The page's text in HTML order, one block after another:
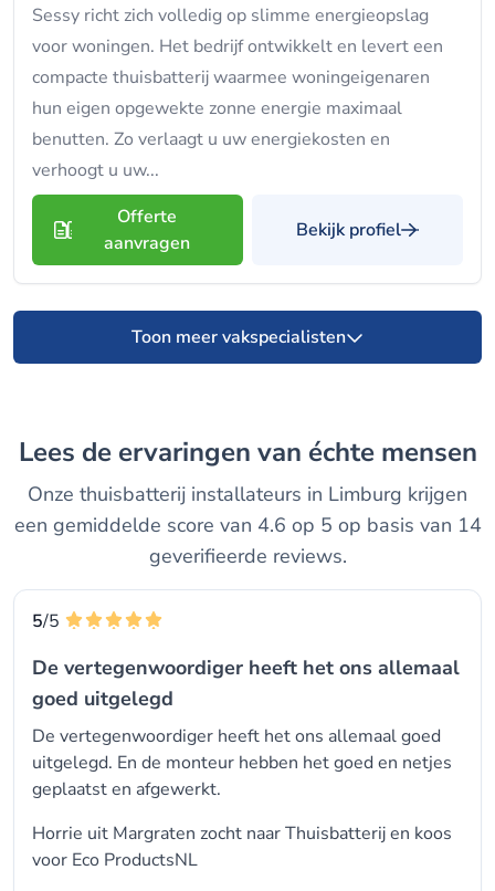
Sessy richt zich volledig op slimme energieopslag
voor woningen. Het bedrijf ontwikkelt en levert een
compacte thuisbatterij waarmee woningeigenaren
hun eigen opgewekte zonne energie maximaal
benutten. Zo verlaagt u uw energiekosten en
verhoogt u uw...
Offerte
aanvragen
Bekijk profiel
Toon meer vakspecialisten
Lees de ervaringen van échte mensen
Onze thuisbatterij installateurs in Limburg krijgen
een gemiddelde score van 4.6 op 5 op basis van 14
geverifieerde reviews.
5/5
De vertegenwoordiger heeft het ons allemaal
goed uitgelegd
De vertegenwoordiger heeft het ons allemaal goed
uitgelegd. En de monteur hebben het goed en netjes
geplaatst en afgewerkt.
Horrie uit Margraten zocht naar Thuisbatterij en koos
voor Eco ProductsNL